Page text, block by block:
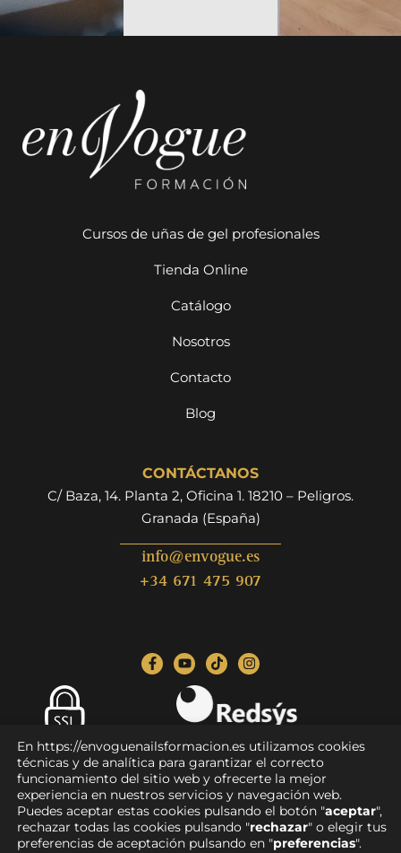
Cursos de uñas de gel profesionales
Tienda Online
Catálogo
Nosotros
Contacto
Blog
CONTÁCTANOS
C/ Baza, 14. Planta 2, Oficina 1. 18210 – Peligros.
Granada (España)
info@envogue.es
+34 671 475 907
Pago seguro
Aviso legal|Política de privacidad|Condiciones de compra|
En https://envoguenailsformacion.es utilizamos cookies
técnicas y de analítica para garantizar el correcto
funcionamiento del sitio web y ofrecerte la mejor
experiencia en nuestros servicios y navegación web.
Puedes aceptar estas cookies pulsando el botón "aceptar",
rechazar todas las cookies pulsando "rechazar" o elegir tus
preferencias de aceptación pulsando en "preferencias".